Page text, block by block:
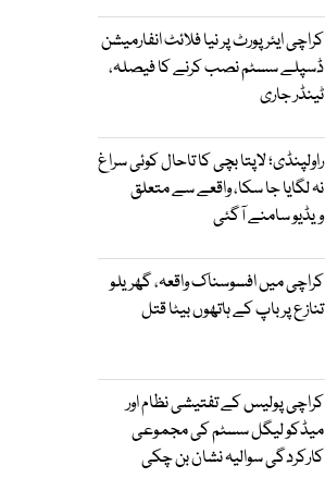
کراچی ایئرپورٹ پر نیا فلائٹ انفارمیشن
ڈسپلے سسٹم نصب کرنے کا فیصلہ،
ٹینڈر جاری
راولپنڈی؛ لاپتا بچی کا تاحال کوئی سراغ
نہ لگایا جا سکا، واقعے سے متعلق
ویڈیو سامنے آگئی
کراچی میں افسوسناک واقعہ، گھریلو
تنازع پر باپ کے ہاتھوں بیٹا قتل
کراچی پولیس کے تفتیشی نظام اور
میڈکو لیگل سسٹم کی مجموعی
کارکردگی سوالیہ نشان بن چکی